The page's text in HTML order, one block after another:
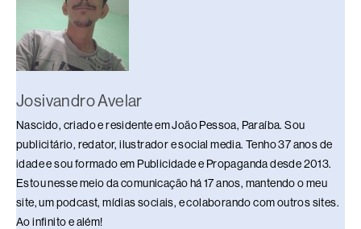
Josivandro Avelar
Nascido, criado e residente em João Pessoa, Paraíba. Sou
publicitário, redator, ilustrador e social media. Tenho 37 anos de
idade e sou formado em Publicidade e Propaganda desde 2013.
Estou nesse meio da comunicação há 17 anos, mantendo o meu
site, um podcast, mídias sociais, e colaborando com outros sites.
Ao infinito e além!